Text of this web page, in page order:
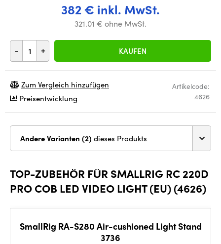
382 € inkl. MwSt.
321.01 € ohne MwSt.
- + KAUFEN
Artikelcode:
4626
Zum Vergleich hinzufügen
Preisentwicklung
Andere Varianten (2) dieses Produkts
TOP-ZUBEHÖR FÜR SMALLRIG RC 220D
PRO COB LED VIDEO LIGHT (EU) (4626)
SmallRig RA-S280 Air-cushioned Light Stand
3736